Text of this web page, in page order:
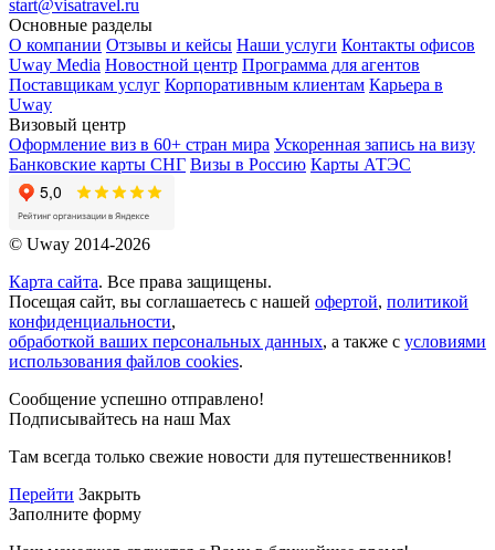
start@visatravel.ru
Основные разделы
О компании Отзывы и кейсы Наши услуги Контакты офисов
Uway Media Новостной центр Программа для агентов
Поставщикам услуг Корпоративным клиентам Карьера в
Uway
Визовый центр
Оформление виз в 60+ стран мира Ускоренная запись на визу
Банковские карты СНГ Визы в Россию Карты АТЭС
© Uway 2014-2026
Карта сайта. Все права защищены.
Посещая сайт, вы соглашаетесь с нашей офертой, политикой
конфиденциальности,
обработкой ваших персональных данных, а также с условиями
использования файлов cookies.
Сообщение успешно отправлено!
Подписывайтесь на наш Max
Там всегда только свежие новости для путешественников!
Перейти Закрыть
Заполните форму